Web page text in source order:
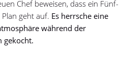
Chef beweisen, dass ein Fünf-
geht auf. Es herrsche eine
während der
gekocht.